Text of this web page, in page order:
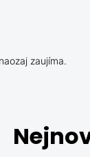
zaujíma.